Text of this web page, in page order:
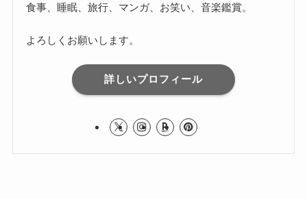
食事、睡眠、旅行、マンガ、お笑い、音楽鑑賞。
よろしくお願いします。
詳しいプロフィール